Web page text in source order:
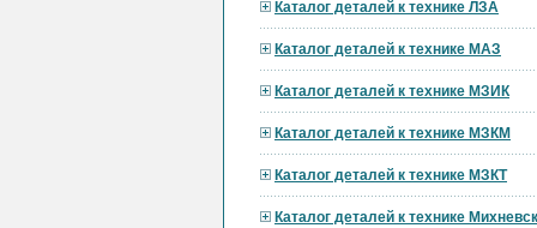
Каталог деталей к технике ЛЗА
Каталог деталей к технике МАЗ
Каталог деталей к технике МЗИК
Каталог деталей к технике МЗКМ
Каталог деталей к технике МЗКТ
Каталог деталей к технике